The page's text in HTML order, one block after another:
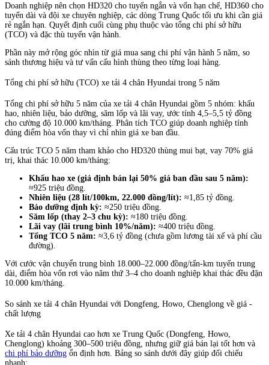
Doanh nghiệp nên chọn HD320 cho tuyến ngắn và vốn hạn chế, HD360 cho
tuyến dài và đội xe chuyên nghiệp, các dòng Trung Quốc tối ưu khi cần giá
rẻ ngắn hạn. Quyết định cuối cùng phụ thuộc vào tổng chi phí sở hữu
(TCO) và đặc thù tuyến vận hành.
Phần này mở rộng góc nhìn từ giá mua sang chi phí vận hành 5 năm, so
sánh thương hiệu và tư vấn cấu hình thùng theo từng loại hàng.
Tổng chi phí sở hữu (TCO) xe tải 4 chân Hyundai trong 5 năm
Tổng chi phí sở hữu 5 năm của xe tải 4 chân Hyundai gồm 5 nhóm: khấu
hao, nhiên liệu, bảo dưỡng, săm lốp và lãi vay, ước tính 4,5–5,5 tỷ đồng
cho cường độ 10.000 km/tháng. Phân tích TCO giúp doanh nghiệp tính
đúng điểm hòa vốn thay vì chỉ nhìn giá xe ban đầu.
Cấu trúc TCO 5 năm tham khảo cho HD320 thùng mui bạt, vay 70% giá
trị, khai thác 10.000 km/tháng:
Khấu hao xe (giả định bán lại 50% giá ban đầu sau 5 năm):
≈925 triệu đồng.
Nhiên liệu (28 lít/100km, 22.000 đồng/lít): ≈1,85 tỷ đồng.
Bảo dưỡng định kỳ: ≈250 triệu đồng.
Săm lốp (thay 2–3 chu kỳ): ≈180 triệu đồng.
Lãi vay (lãi trung bình 10%/năm): ≈400 triệu đồng.
Tổng TCO 5 năm: ≈3,6 tỷ đồng (chưa gồm lương tài xế và phí cầu
đường).
Với cước vận chuyển trung bình 18.000–22.000 đồng/tấn-km tuyến trung
dài, điểm hòa vốn rơi vào năm thứ 3–4 cho doanh nghiệp khai thác đều đặn
10.000 km/tháng.
So sánh xe tải 4 chân Hyundai với Dongfeng, Howo, Chenglong về giá -
chất lượng
Xe tải 4 chân Hyundai cao hơn xe Trung Quốc (Dongfeng, Howo,
Chenglong) khoảng 300–500 triệu đồng, nhưng giữ giá bán lại tốt hơn và
chi phí bảo dưỡng ổn định hơn. Bảng so sánh dưới đây giúp đối chiếu
nhanh: